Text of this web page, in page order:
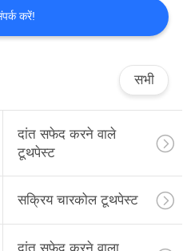
88
करें!
सभी
दांत सफेद करने वाले
टूथपेस्ट
सक्रिय चारकोल टूथपेस्ट